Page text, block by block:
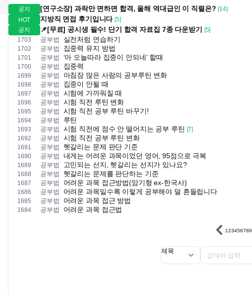
공지 [연구소장] 과락만 면하면 합격, 올해 역대급인 이 직렬은? [14]
HOT
지방직 면접 후기입니다 [5]
공지
📌[무료] 공시생 필수! 단기 합격 자료집 7종 다운받기 [5]
1703
공부법 실전처럼 연습하기
1702
공부법 집중력 유지 방법
1701
공부법 ‘아 오늘따라 집중이 안되네’ 할때
1700
공부법 집중력
1699
공부법 아침잠 많은 사람의 공부루틴 변화
1698
공부법 집중이 안될 때
1697
공부법 시험에 가까워질 때
1696
공부법 시험 직전 루틴 변화
1695
공부법 시험 직전 공부 루틴 바꾸기!
1694
공부법 루틴
1693
공부법 시험 직전에 점수 안 떨어지는 공부 루틴 [7]
1692
공부법 시험 직전 공부 루틴 변화
1691
공부법 헷갈리는 문제 판단 기준
1690
공부법 내게는 어려운 과목이었던 영어, 95점으로 극복
1689
공부법 고민되는 선지, 헷갈리는 선지가 있나요?
1688
공부법 헷갈리는 문제를 판단하는 기준
1687
공부법 어려운 과목 접근방법(암기형 ex-한국사)
1686
공부법 어려운 과목일수록 이렇게 공부해야 덜 흔들립니다
1685
공부법 어려운 과목 접근 방법
1684
공부법 어려운 과목 접근법
123456789
제목